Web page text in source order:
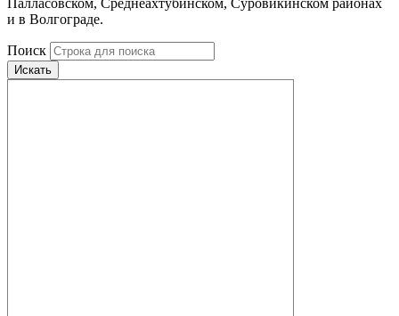
Палласовском, Среднеахтубинском, Суровикинском районах
и в Волгограде.
Поиск
Искать